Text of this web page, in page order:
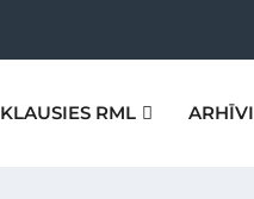
KLAUSIES RML ARHĪVI